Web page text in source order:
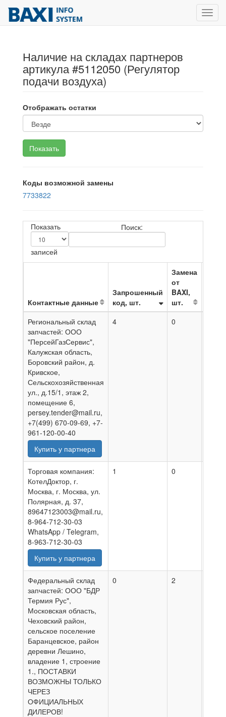
Наличие на складах партнеров
артикула #5112050 (Регулятор
подачи воздуха)
Отображать остатки
Коды возможной замены
7733822
Показать
записей
Поиск:
Контактные данные
Запрошенный
код, шт.
Замена
от
BAXI,
шт.
Региональный склад
запчастей: ООО
"ПерсейГазСервис",
Калужская область,
Боровский район, д.
Кривское,
Сельскохозяйственная
ул., д.15/1, этаж 2,
помещение 6,
persey.tender@mail.ru,
+7(499) 670-09-69, +7-
961-120-00-40
Купить у партнера
4 0
Торговая компания:
КотелДоктор, г.
Москва, г. Москва, ул.
Полярная, д. 37,
89647123003@mail.ru,
8-964-712-30-03
WhatsApp / Telegram,
8-963-712-30-03
Купить у партнера
1 0
Федеральный склад
запчастей: ООО "БДР
Термия Рус",
Московская область,
Чеховский район,
сельское поселение
Баранцевское, район
деревни Лешино,
владение 1, строение
1., ПОСТАВКИ
ВОЗМОЖНЫ ТОЛЬКО
ЧЕРЕЗ
ОФИЦИАЛЬНЫХ
ДИЛЕРОВ!
0 2